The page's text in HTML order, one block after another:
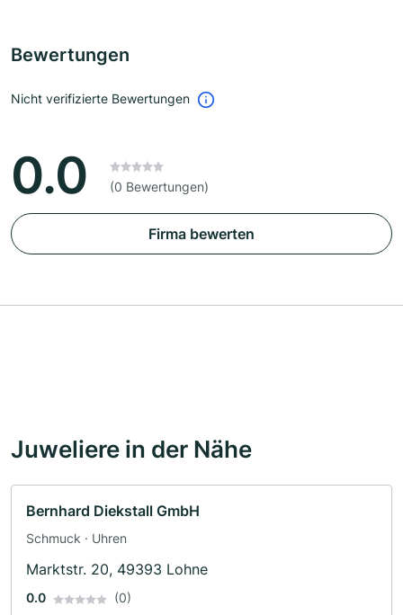
Bewertungen
Nicht verifizierte Bewertungen
0.0 (0 Bewertungen)
Firma bewerten
Juweliere in der Nähe
Bernhard Diekstall GmbH
Schmuck · Uhren
Marktstr. 20, 49393 Lohne
0.0 (0)